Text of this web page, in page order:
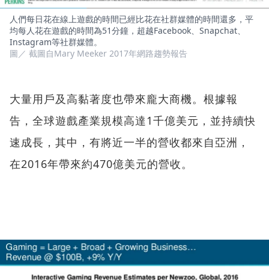
人們每日花在線上遊戲的時間已經比花在社群媒體的時間還多，平
均每人花在遊戲的時間為51分鐘，超越Facebook、Snapchat、
Instagram等社群媒體。
圖／ 截圖自Mary Meeker 2017年網路趨勢報告
大量用戶及高黏著度也帶來龐大商機。根據報
告，全球遊戲產業規模高達1千億美元，並持續快
速成長，其中，有將近一半的營收都來自亞洲，
在2016年帶來約470億美元的營收。